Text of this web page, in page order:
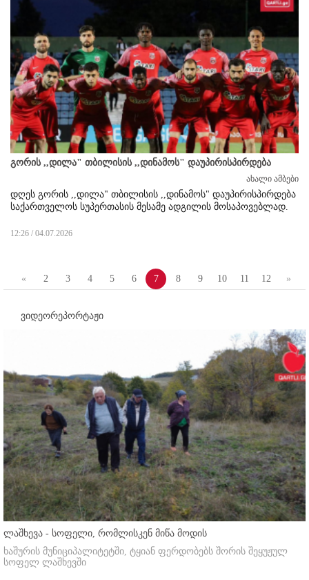
გორის ,,დილა" თბილისის ,,დინამოს" დაუპირისპირდება
ახალი ამბები
დღეს გორის ,,დილა" თბილისის ,,დინამოს" დაუპირისპირდება
საქართველოს სუპერთასის მესამე ადგილის მოსაპოვებლად.
12:26 / 04.07.2026
« 2 3 4 5 6 7 8 9 10 11 12 »
ვიდეორეპორტაჟი
ლაშხევა - სოფელი, რომლისკენ მიწა მოდის
ხაშურის მუნიციპალიტეტში, ტყიან ფერდობებს შორის შეყუჟულ
სოფელ ლაშხევში